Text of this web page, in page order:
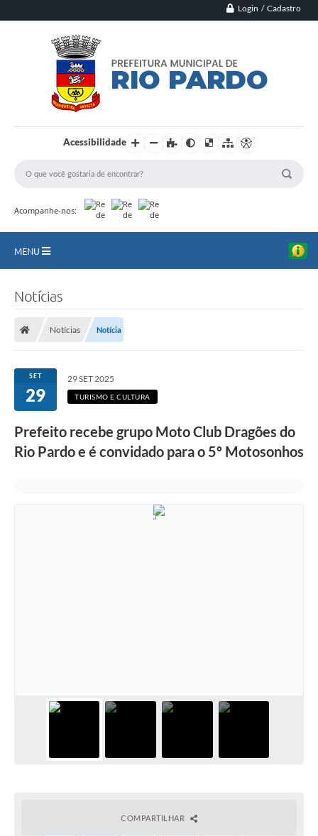
Login / Cadastro
Acessibilidade
Acompanhe-nos:
MENU
ACESSO À INFORMAÇÃO
Publicações Oficiais
Notícias
Secretarias
Contas Públicas
Notícias
Notícias Notícia
SET
29
29 SET 2025
TURISMO E CULTURA
Prefeito recebe grupo Moto Club Dragões do
Rio Pardo e é convidado para o 5º Motosonhos
COMPARTILHAR